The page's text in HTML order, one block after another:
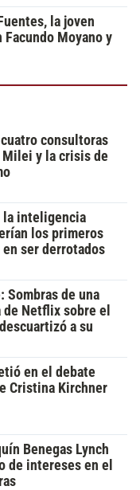
la joven
Moyano y
consultoras
y la crisis de
la inteligencia
los primeros
ser derrotados
Sombras de una
Netflix sobre el
a su
en el debate
Cristina Kirchner
Benegas Lynch
de intereses en el